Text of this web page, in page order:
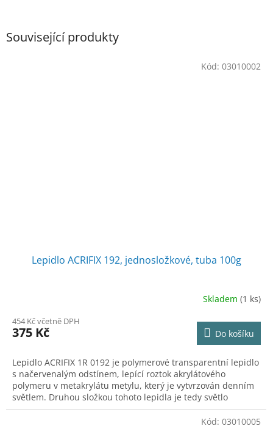
Související produkty
Lepidlo ACRIFIX 192, jednosložkové, tuba 100g
Skladem (1 ks)
454 Kč včetně DPH
375 Kč Do košíku
Lepidlo ACRIFIX 1R 0192 je polymerové transparentní lepidlo
s načervenalým odstínem, lepící roztok akrylátového
polymeru v metakrylátu metylu, který je vytvrzován denním
světlem. Druhou složkou tohoto lepidla je tedy světlo
obsahující UV záření (zářivka, denní světlo). Určeno pouze
pro čiré plexisklo! Baleno v hliníkové tubě, doba
Kód: 03010002
Kód: 03010005